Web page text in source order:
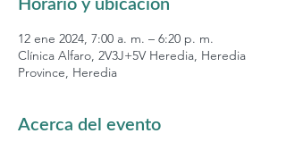
Horario y ubicación
12 ene 2024, 7:00 a. m. – 6:20 p. m.
Clínica Alfaro, 2V3J+5V Heredia, Heredia
Province, Heredia
Acerca del evento